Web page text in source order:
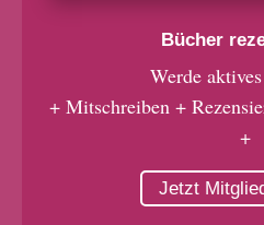
Bücher
Werde
+ Mitschreiben +
+
Jetzt